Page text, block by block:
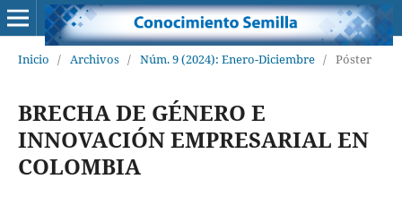
Inicio / Archivos / Núm. 9 (2024): Enero-Diciembre / Póster
BRECHA DE GÉNERO E
INNOVACIÓN EMPRESARIAL EN
COLOMBIA